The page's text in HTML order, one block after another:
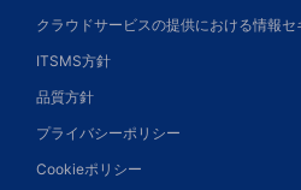
クラウドサービスの提供における情報
ITSMS方針
品質方針
プライバシーポリシー
Cookieポリシー